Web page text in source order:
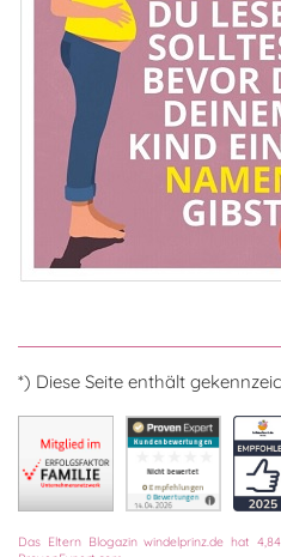
*) Diese Seite enthält
Das Eltern Blogazin windelprinz.de hat 4,84